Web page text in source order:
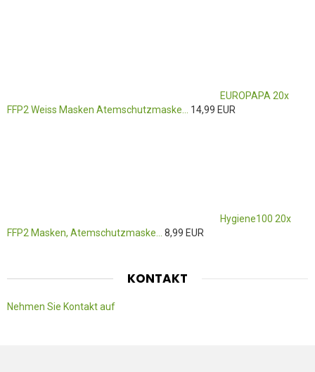
EUROPAPA 20x
FFP2 Weiss Masken Atemschutzmaske...
14,99 EUR
Hygiene100 20x
FFP2 Masken, Atemschutzmaske...
8,99 EUR
KONTAKT
Nehmen Sie Kontakt auf